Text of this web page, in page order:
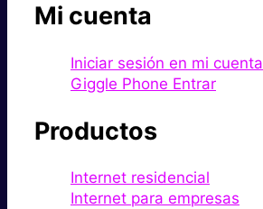
Mi cuenta
Iniciar sesión en mi cuenta
Giggle Phone Entrar
Productos
Internet residencial
Internet para empresas